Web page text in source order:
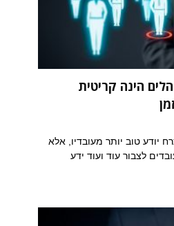
הינה קריטית
יודע טוב יותר מעובדיו, אלא
לצבור עוד ועוד ידע